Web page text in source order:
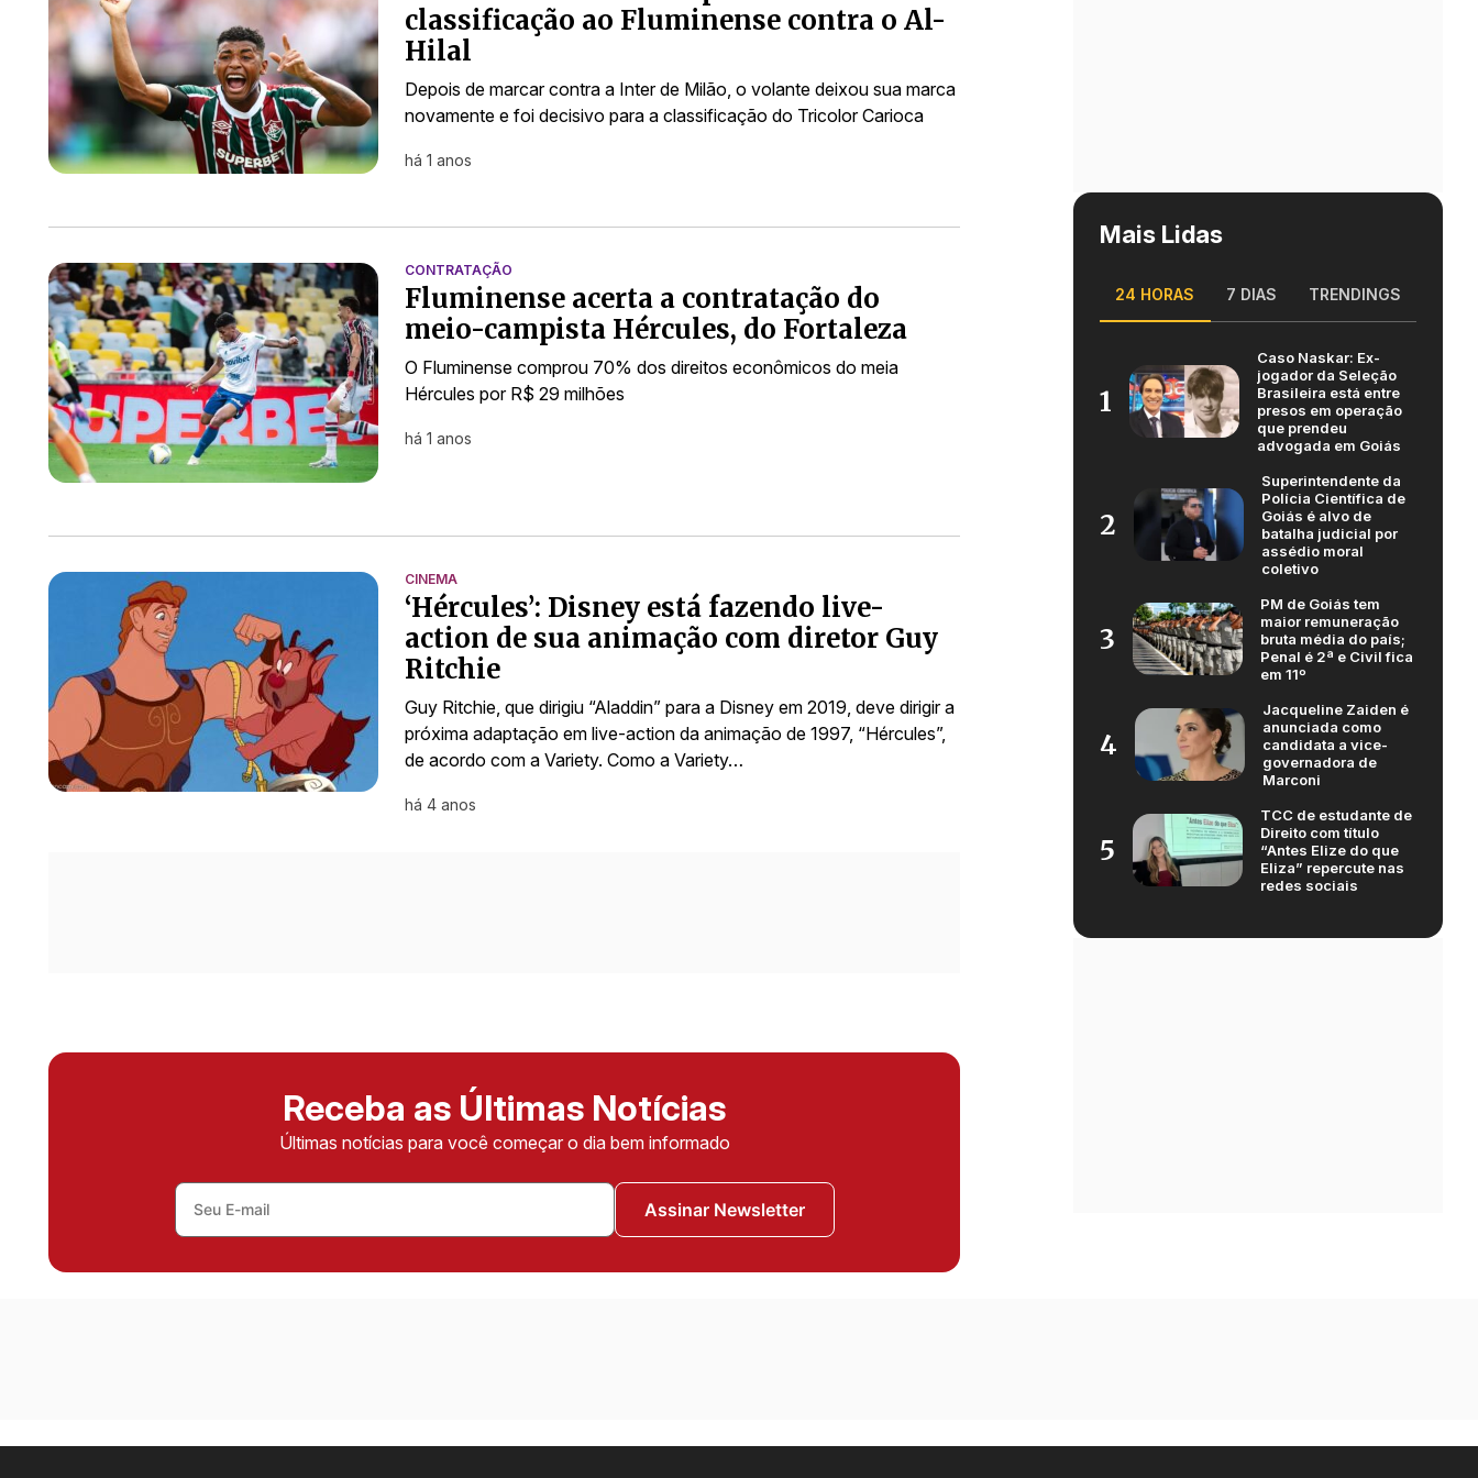
classificação ao Fluminense contra o Al-
Hilal
Depois de marcar contra a Inter de Milão, o volante deixou sua marca
novamente e foi decisivo para a classificação do Tricolor Carioca
há 1 anos
CONTRATAÇÃO
Fluminense acerta a contratação do
meio-campista Hércules, do Fortaleza
O Fluminense comprou 70% dos direitos econômicos do meia
Hércules por R$ 29 milhões
há 1 anos
CINEMA
‘Hércules’: Disney está fazendo live-
action de sua animação com diretor Guy
Ritchie
Guy Ritchie, que dirigiu “Aladdin” para a Disney em 2019, deve dirigir a
próxima adaptação em live-action da animação de 1997, “Hércules”,
de acordo com a Variety. Como a Variety…
há 4 anos
Receba as Últimas Notícias
Últimas notícias para você começar o dia bem informado
Assinar Newsletter
Mais Lidas
24 HORAS 7 DIAS TRENDINGS
1
Caso Naskar: Ex-
jogador da Seleção
Brasileira está entre
presos em operação
que prendeu
advogada em Goiás
2
Superintendente da
Polícia Científica de
Goiás é alvo de
batalha judicial por
assédio moral
coletivo
3
PM de Goiás tem
maior remuneração
bruta média do país;
Penal é 2ª e Civil fica
em 11º
4
Jacqueline Zaiden é
anunciada como
candidata a vice-
governadora de
Marconi
5
TCC de estudante de
Direito com título
“Antes Elize do que
Eliza” repercute nas
redes sociais